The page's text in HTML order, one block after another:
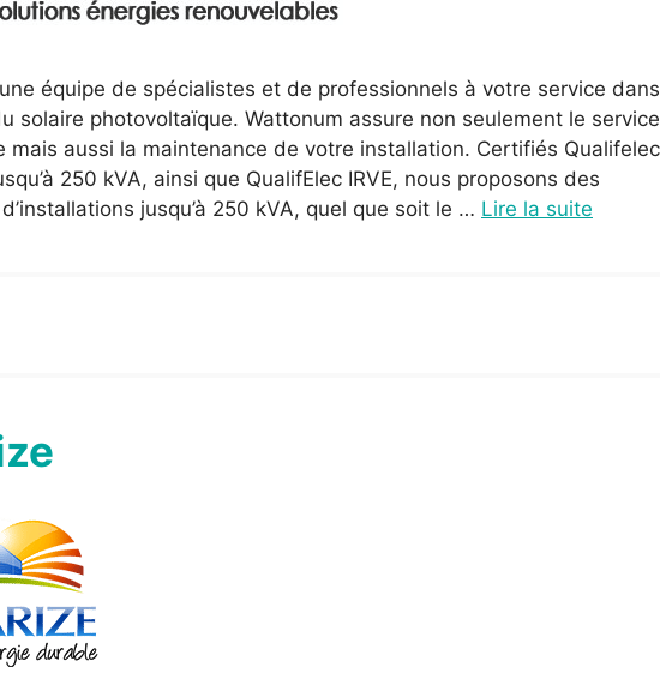
équipe de spécialistes et de professionnels à votre service
solaire photovoltaïque. Wattonum assure non seulement le service
mais aussi la maintenance de votre installation. Certifiés Qualifelec
250 kVA, ainsi que QualifElec IRVE, nous proposons des
jusqu’à 250 kVA, quel que soit le … Lire la suite